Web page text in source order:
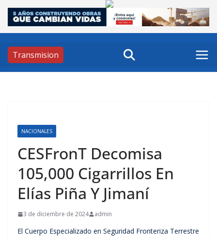
Skip
content
Transmision
NACIONALES
CESFronT Decomisa
105,000 Cigarrillos En
Elías Piña Y Jimaní
3 de diciembre de 2024 admin
El Cuerpo Especializado en Seguridad Fronteriza Terrestre